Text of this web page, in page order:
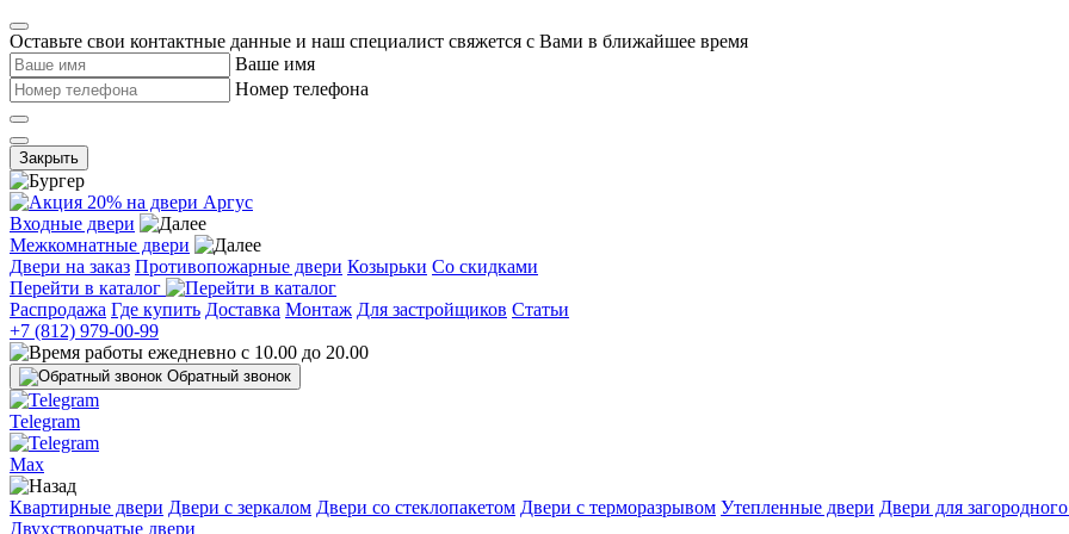
Оставьте свои контактные данные и наш специалист свяжется с Вами в ближайшее время
Ваше имя
Номер телефона
Закрыть
Входные двери
Межкомнатные двери
Двери на заказ Противопожарные двери Козырьки Со скидками
Перейти в каталог
Распродажа Где купить Доставка Монтаж Для застройщиков Статьи
+7 (812) 979-00-99
ежедневно с 10.00 до 20.00
Обратный звонок
Telegram
Max
Квартирные двери Двери с зеркалом Двери со стеклопакетом Двери с терморазрывом Утепленные двери Двери для
Двухстворчатые двери